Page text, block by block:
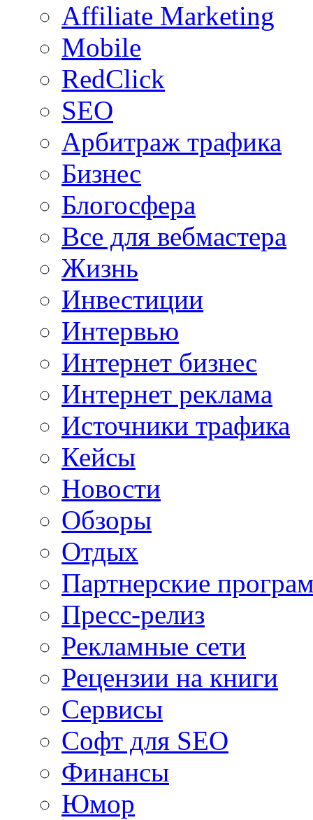
Affiliate Marketing
Mobile
RedClick
SEO
Арбитраж трафика
Бизнес
Блогосфера
Все для вебмастера
Жизнь
Инвестиции
Интервью
Интернет бизнес
Интернет реклама
Источники трафика
Кейсы
Новости
Обзоры
Отдых
Партнерские
Пресс-релиз
Рекламные сети
Рецензии на книги
Сервисы
Софт для SEO
Финансы
Юмор